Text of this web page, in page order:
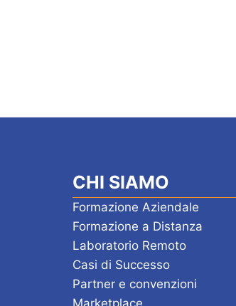
CHI SIAMO
Formazione Aziendale
Formazione a Distanza
Laboratorio Remoto
Casi di Successo
Partner e convenzioni
Marketplace